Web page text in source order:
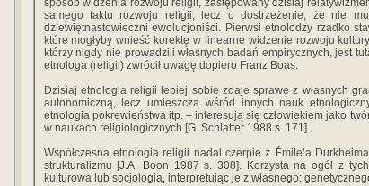
sposób widzenia rozwoju religii, zastępowany dzisiaj
samego faktu rozwoju religii, lecz o dostrzeżenie, że nie
dziewiętnastowieczni ewolucjoniści. Pierwsi etnolodzy rzadko
które mogłyby wnieść korektę w linearne widzenie rozwoju
którzy nigdy nie prowadzili własnych badań empirycznych, jest
etnologa (religii) zwrócił uwagę dopiero Franz Boas.
Dzisiaj etnologia religii lepiej sobie zdaje sprawę z własnych
autonomiczną, lecz umieszcza wśród innych nauk
etnologia pokrewieństwa itp. – interesują się człowiekiem jako
w naukach religiologicznych [G. Schlatter 1988 s. 171].
Współczesna etnologia religii nadal czerpie z Émile’a
strukturalizmu [J.A. Boon 1987 s. 308]. Korzysta na ogół z
kulturowa lub socjologia, interpretując je z własnego: